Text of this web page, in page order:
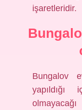
işaretleridir.
Bungalov